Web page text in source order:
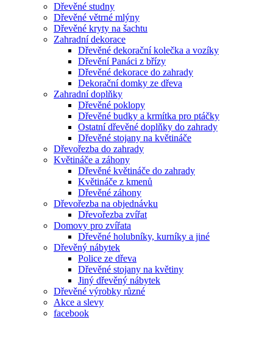
Dřevěné studny
Dřevěné větrné mlýny
Dřevěné kryty na šachtu
Zahradní dekorace
Dřevěné dekorační kolečka a vozíky
Dřevění Panáci z břízy
Dřevěné dekorace do zahrady
Dekorační domky ze dřeva
Zahradní doplňky
Dřevěné poklopy
Dřevěné budky a krmítka pro ptáčky
Ostatní dřevěné doplňky do zahrady
Dřevěné stojany na květináče
Dřevořezba do zahrady
Květináče a záhony
Dřevěné květináče do zahrady
Květináče z kmenů
Dřevěné záhony
Dřevořezba na objednávku
Dřevořezba zvířat
Domovy pro zvířata
Dřevěné holubníky, kurníky a jiné
Dřevěný nábytek
Police ze dřeva
Dřevěné stojany na květiny
Jiný dřevěný nábytek
Dřevěné výrobky různé
Akce a slevy
facebook